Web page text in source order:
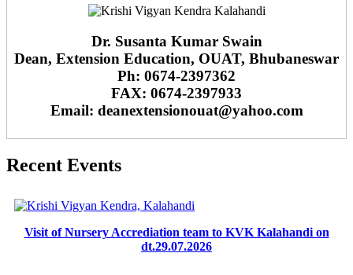
Dr. Susanta Kumar Swain
Dean, Extension Education, OUAT, Bhubaneswar
Ph: 0674-2397362
FAX: 0674-2397933
Email: deanextensionouat@yahoo.com
Recent Events
Visit of Nursery Accrediation team to KVK Kalahandi on
dt.29.07.2026